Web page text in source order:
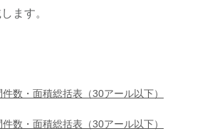
ます。
数・面積総括表（30アール以下）
数・面積総括表（30アール以下）